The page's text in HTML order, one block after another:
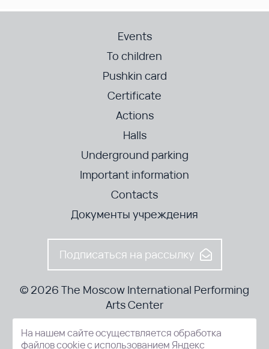
Events
To children
Pushkin card
Certificate
Actions
Halls
Underground parking
Important information
Contacts
Документы учреждения
Подписаться на рассылку
© 2026 The Moscow International Performing
Arts Center
52-8, Kosmodamianskaya nab., Moscow, 115054, Russia
На нашем сайте осуществляется обработка
файлов cookie с использованием Яндекс